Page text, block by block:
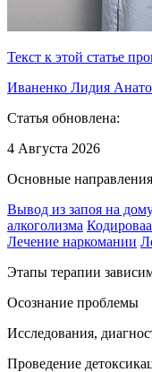
Текст к этой статье
Иваненко Лидия
Статья обновлена:
4 Августа 2026
Основные
Вывод из запоя на
алкоголизма
Лечение наркомании
Этапы терапии
Осознание проблемы
Исследования,
Проведение